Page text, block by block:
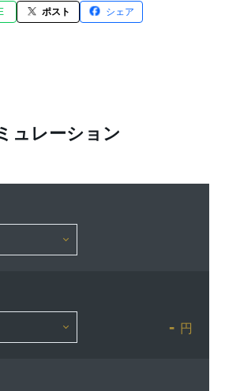
ポスト シェア
ュレーション
- 円